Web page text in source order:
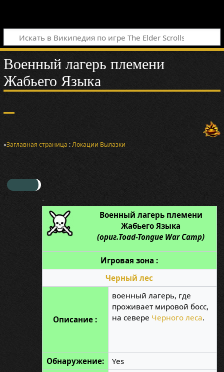
Военный лагерь племени
Жабьего Языка
«Заглавная страница :Локации Вылазки
-
Военный лагерь племени
Жабьего Языка
(ориг.Toad-Tongue War Camp)
Игровая зона :
Черный лес
Описание :
военный лагерь, где
проживает мировой босс,
на севере Черного леса.
Обнаружение:
Yes